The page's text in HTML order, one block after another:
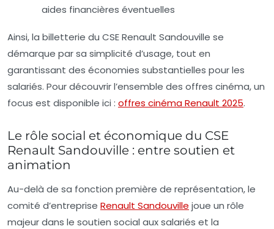
aides financières éventuelles
Ainsi, la billetterie du CSE Renault Sandouville se
démarque par sa simplicité d’usage, tout en
garantissant des économies substantielles pour les
salariés. Pour découvrir l’ensemble des offres cinéma, un
focus est disponible ici : offres cinéma Renault 2025.
Le rôle social et économique du CSE
Renault Sandouville : entre soutien et
animation
Au-delà de sa fonction première de représentation, le
comité d’entreprise Renault Sandouville joue un rôle
majeur dans le soutien social aux salariés et la